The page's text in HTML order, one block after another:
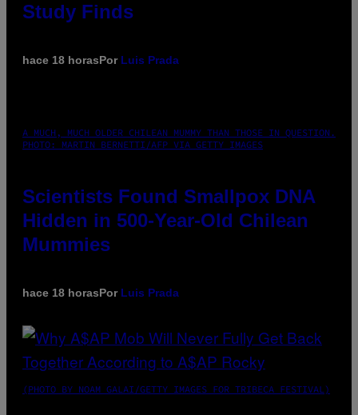
Study Finds
hace 18 horasPor Luis Prada
A MUCH, MUCH OLDER CHILEAN MUMMY THAN THOSE IN QUESTION.
PHOTO: MARTIN BERNETTI/AFP VIA GETTY IMAGES
Scientists Found Smallpox DNA
Hidden in 500-Year-Old Chilean
Mummies
hace 18 horasPor Luis Prada
(PHOTO BY NOAM GALAI/GETTY IMAGES FOR TRIBECA FESTIVAL)